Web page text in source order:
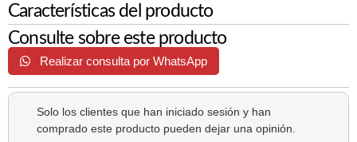
Características del producto
Consulte sobre este producto
Realizar consulta por WhatsApp
Solo los clientes que han iniciado sesión y han
comprado este producto pueden dejar una opinión.